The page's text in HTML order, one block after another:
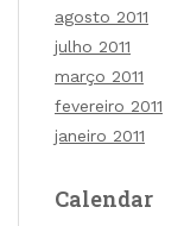
agosto 2011
julho 2011
março 2011
fevereiro 2011
janeiro 2011
Calendar